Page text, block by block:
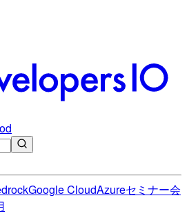
Google CloudAzureセミナー会